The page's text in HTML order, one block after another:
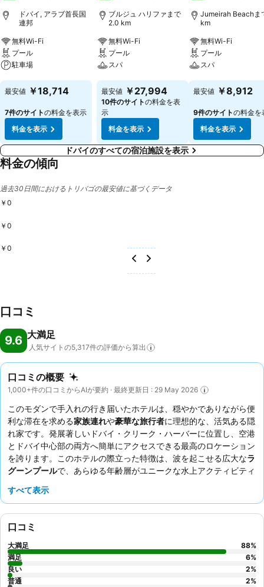
ドバイ, アラブ首長国
連邦
無料Wi-Fi
プール
駐車場
料金を表示
最安値 ￥18,714
7件のサイトの料金を表示
料金を表示
ブルジュ ハリファまで
2.0 km
無料Wi-Fi
プール
スパ
料金を表示
最安値 ￥27,994
10件のサイトの料金を表
示
料金を表示
Jumeirah Beachま
km
無料Wi-Fi
プール
スパ
料金を表示
最安値 ￥8,912
9件のサイトの料金を
料金を表示
ドバイのすべての宿泊施設を表示
料金の傾向
過去30日間におけるトリバゴの最安値に基づくデータ
￥0
￥0
￥0
口コミ
9.6 大満足
人気サイトの5,317件の評価から算出
口コミの概要
1,000+件の口コミからAIが要約 · 最終更新日 : 29 May 2026
このモダンで手入れの行き届いたホテルは、穏やかでありながら便
利な滞在を求める家族連れや豪華な旅行者に理想的な、活気ある隠
れ家です。発展著しいドバイ・クリーク・ハーバーに位置し、空港
とドバイ中心部の両方へ簡単にアクセスできる最高のロケーション
を誇ります。このホテルの際立った特徴は、波を起こせる広大なラ
グーンプールで、あらゆる年齢層がユニークな水上アクティビティ
な 朝食ビュッフェ
すべて表示
口コミ
大満足 88%
満足
6%
良い
2%
普通
2%